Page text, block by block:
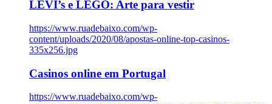
LEVI’s e LEGO: Arte para vestir
https://www.ruadebaixo.com/wp-
content/uploads/2020/08/apostas-online-top-casinos-
335x256.jpg
Casinos online em Portugal
https://www.ruadebaixo.com/wp-